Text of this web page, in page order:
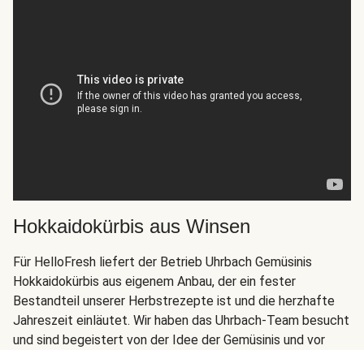
Hokkaidokürbis aus Winsen
Für HelloFresh liefert der Betrieb Uhrbach Gemüsinis
Hokkaidokürbis aus eigenem Anbau, der ein fester
Bestandteil unserer Herbstrezepte ist und die herzhafte
Jahreszeit einläutet. Wir haben das Uhrbach-Team besucht
und sind begeistert von der Idee der Gemüsinis und vor